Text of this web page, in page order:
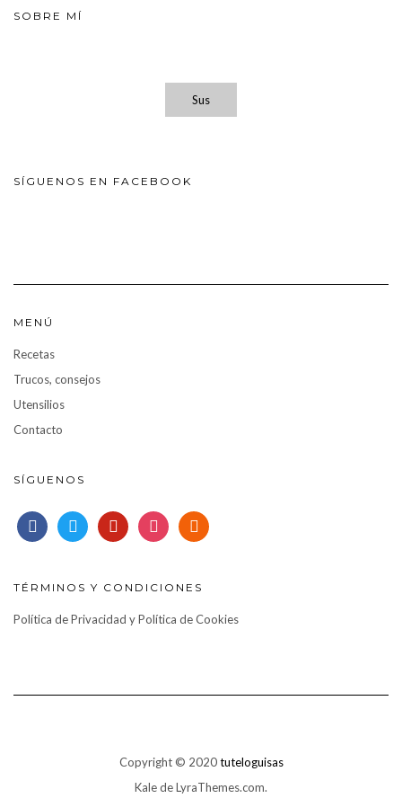
SOBRE MÍ
Sus
SÍGUENOS EN FACEBOOK
MENÚ
Recetas
Trucos, consejos
Utensilios
Contacto
SÍGUENOS
facebooktwitter pinterestinstagramrss
TÉRMINOS Y CONDICIONES
Política de Privacidad y Política de Cookies
Copyright © 2020tuteloguisas
Kalede LyraThemes.com.